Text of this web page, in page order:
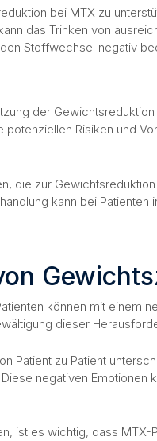
bei MTX zu
das Trinken von
Stoffwechsel negativ
der
Risiken und
zur
kann bei
können mit einem
dieser
zu Patient
negativen
ist es wichtig, dass